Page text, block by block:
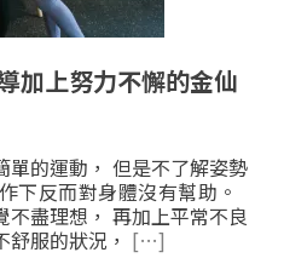
加上努力不懈的金仙
單的運動， 但是不了解姿勢
下反而對身體沒有幫助。
不盡理想， 再加上平常不良
服的狀況， […]